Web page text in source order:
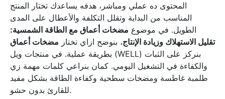
المحتوى ده عملي ومباشر، هدفه يساعدك تختار المنتج
المناسب من البداية وتقلل التكلفة والأعطال على المدى
الطويل. في موضوع مضخات أعماق مع الطاقة الشمسية:
تقليل الاستهلاك وزيادة الإنتاج، بنوضح ازاي تختار مضخات أعماق
بطريقة عملية. في منتجات ويل (WELL) بنركز على الثبات
والكفاءة في التشغيل اليومي. كمان بنراعي كلمات مهمة زي
طلمبة غاطسة ومضخات سطحية وكفاءة الطاقة بشكل مفيد
للقارئ بدون حشو.